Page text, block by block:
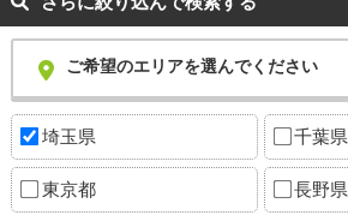
ご希望のエリアを選んでください
埼玉県 千葉県
東京都 長野県